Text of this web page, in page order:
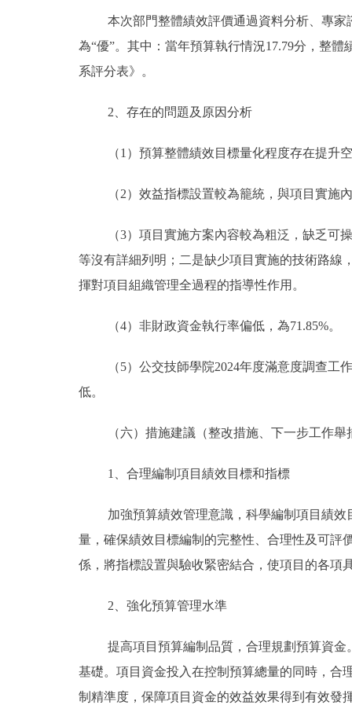
本次部門整體績效評價通過資料分析、專
為“優”。其中：當年預算執行情況17.79分，整
系評分表》。
2、存在的問題及原因分析
（1）預算整體績效目標量化程度存在提
（2）效益指標設置較為籠統，與項目實
（3）項目實施方案內容較為粗泛，缺乏
等沒有詳細列明；二是缺少項目實施的技術路線
揮對項目組織管理全過程的指導性作用。
（4）非財政資金執行率偏低，為71.85%。
（5）公交技師學院2024年度滿意度調查
低。
（六）措施建議（整改措施、下一步工作舉
1、合理編制項目績效目標和指標
加強預算績效管理意識，科學編制項目績
量，確保績效目標編制的完整性、合理性及可評
係，將指標設置與驗收緊密結合，使項目的各項
2、強化預算管理水準
提高項目預算編制品質，合理規劃預算資
基礎。項目資金投入在控制預算總量的同時，合
制精準度，保障項目資金的效益效果得到有效發